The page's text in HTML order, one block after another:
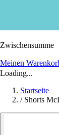
Zwischensumme
Meinen
Loading...
Startseite
/ Shorts